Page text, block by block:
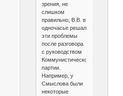
зрения, не
слишком
правильно, В.В. в
одночасье решал
эти проблемы
после разговора
с руководством
Коммунистической
партии.
Например, у
Смыслова были
некоторые